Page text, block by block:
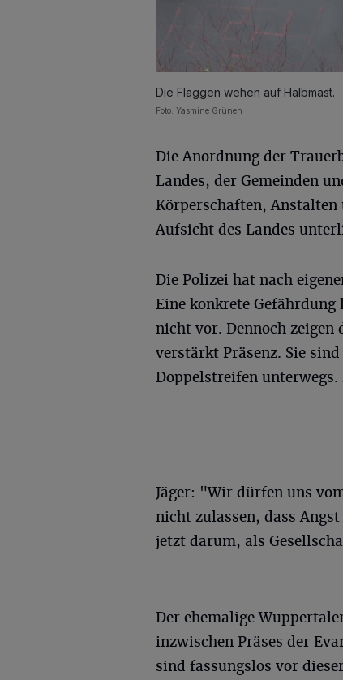
Die Flaggen wehen auf Halbmast.
Foto: Yasmine Grünen
Die Anordnung der
Landes, der Gemeinden
Körperschaften,
Aufsicht des Landes
Die Polizei hat nach
Eine konkrete Gefährdung
nicht vor. Dennoch
verstärkt Präsenz. Sie
Doppelstreifen
Jäger: "Wir dürfen uns
nicht zulassen, dass
jetzt darum, als
Der ehemalige
inzwischen Präses der
sind fassungslos vor